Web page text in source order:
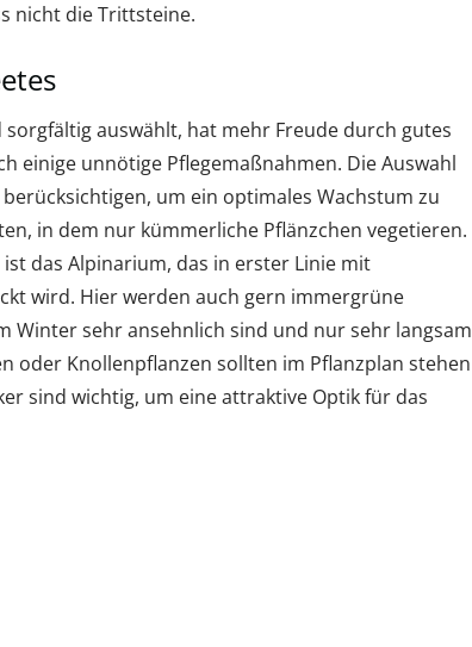
nicht die Trittsteine.
auswählt, hat mehr Freude durch gutes
einige unnötige Pflegemaßnahmen. Die Auswahl
um ein optimales Wachstum zu
in dem nur kümmerliche Pflänzchen vegetieren.
das Alpinarium, das in erster Linie mit
wird. Hier werden auch gern immergrüne
Winter sehr ansehnlich sind und nur sehr langsam
oder Knollenpflanzen sollten im Pflanzplan stehen
sind wichtig, um eine attraktive Optik für das